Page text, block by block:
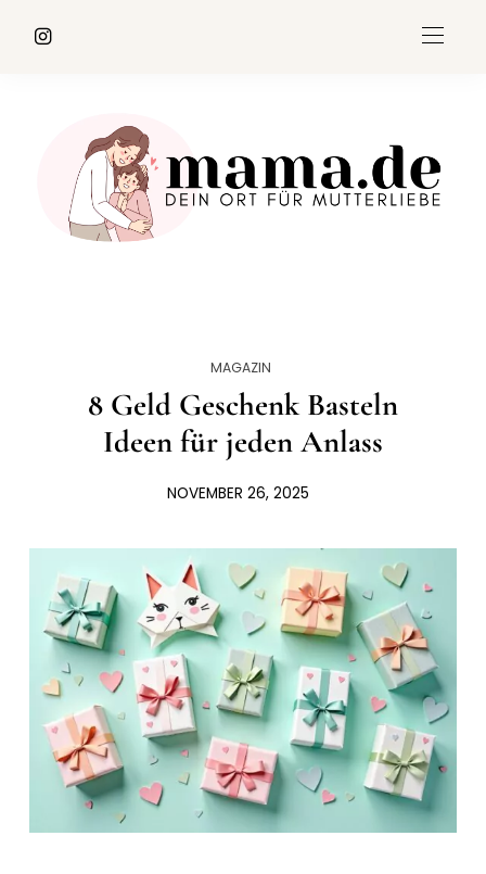
MAGAZIN
8 Geld Geschenk Basteln
Ideen für jeden Anlass
NOVEMBER 26, 2025